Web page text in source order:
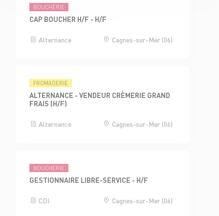
BOUCHERIE
CAP BOUCHER H/F - H/F
Alternance Cagnes-sur-Mer (06)
FROMAGERIE
ALTERNANCE - VENDEUR CRÈMERIE GRAND
FRAIS (H/F)
Alternance Cagnes-sur-Mer (06)
BOUCHERIE
GESTIONNAIRE LIBRE-SERVICE - H/F
CDI Cagnes-sur-Mer (06)